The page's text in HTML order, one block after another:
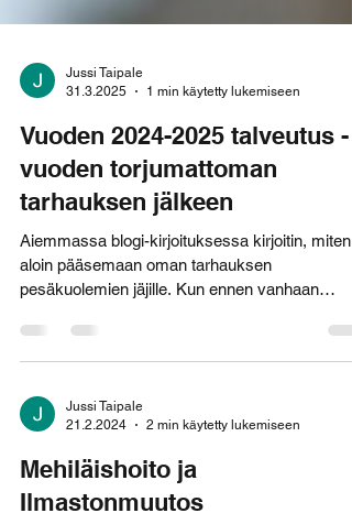
31.3.2025
1 min käytetty lukemiseen
Vuoden 2024-2025 talveutus -
vuoden torjumattoman
tarhauksen jälkeen
Aiemmassa blogi-kirjoituksessa kirjoitin, miten
aloin pääsemaan oman tarhauksen
pesäkuolemien jäjille. Kun ennen vanhaan
21.2.2024
2 min käytetty lukemiseen
Mehiläishoito ja